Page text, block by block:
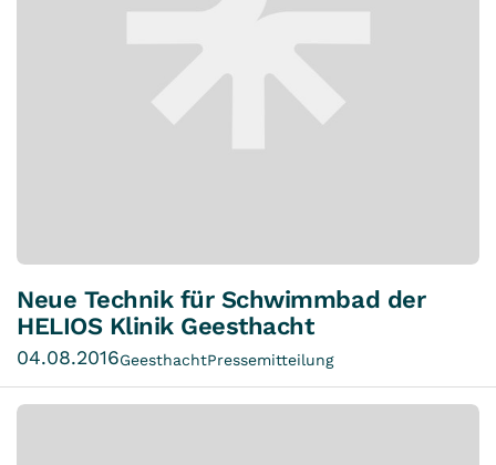
Neue Technik für Schwimmbad der
HELIOS Klinik Geesthacht
04.08.2016GeesthachtPressemitteilung